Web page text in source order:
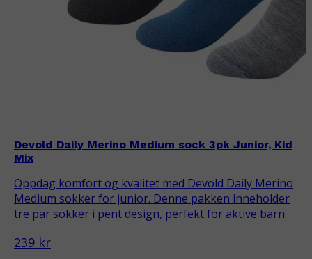
Devold Daily Merino Medium sock 3pk Junior, Kid
Mix
Oppdag komfort og kvalitet med Devold Daily Merino
Medium sokker for junior. Denne pakken inneholder
tre par sokker i pent design, perfekt for aktive barn.
239 kr